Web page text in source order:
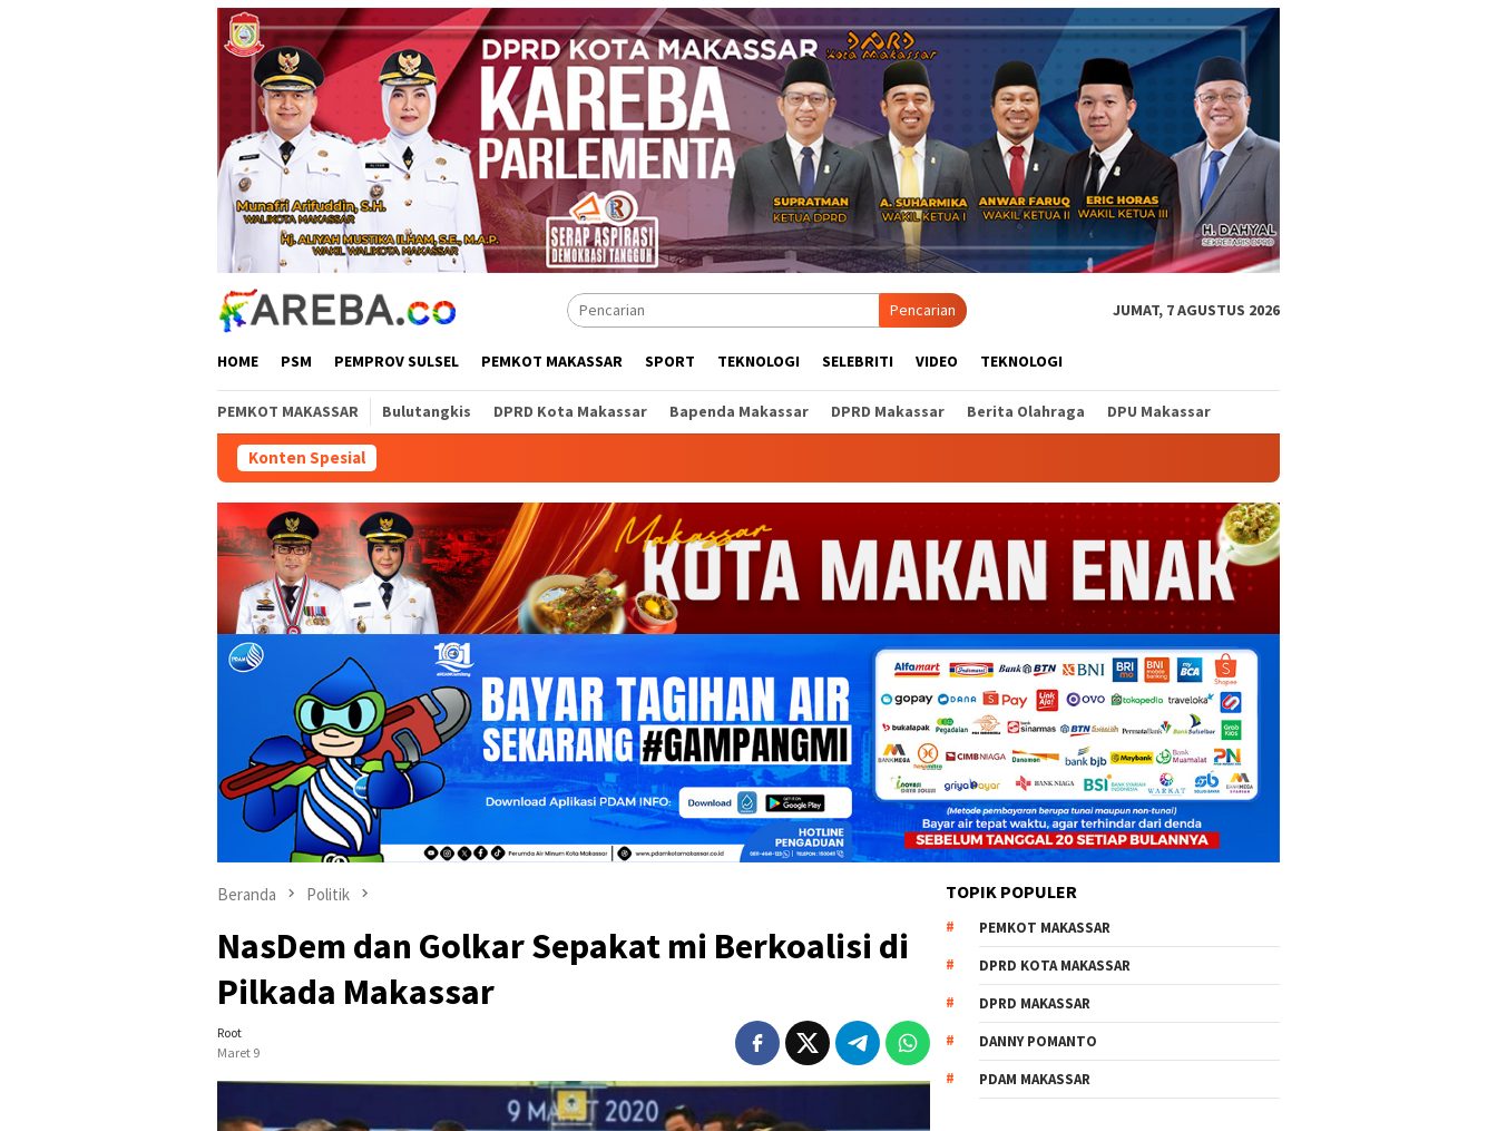
Pencarian JUMAT, 7 AGUSTUS 2026
HOME PSM PEMPROV SULSEL PEMKOT MAKASSAR SPORT TEKNOLOGI SELEBRITI VIDEO TEKNOLOGI
PEMKOT MAKASSAR Bulutangkis DPRD Kota Makassar Bapenda Makassar DPRD Makassar Berita Olahraga DPU Makassar
Konten Spesial
Beranda Politik
NasDem dan Golkar Sepakat mi Berkoalisi di
Pilkada Makassar
Root
Maret 9
TOPIK POPULER
PEMKOT MAKASSAR
DPRD KOTA MAKASSAR
DPRD MAKASSAR
DANNY POMANTO
PDAM MAKASSAR